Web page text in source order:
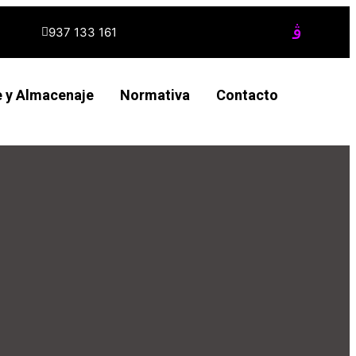
937 133 161
Almacenaje Normativa Contacto